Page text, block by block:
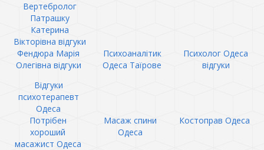
Вертебролог
Патрашку
Катерина
Вікторівна відгуки
Фендюра Марія
Олегівна відгуки
Психоаналітик
Одеса Таїрове
Психолог Одеса
відгуки
Відгуки
психотерапевт
Одеса
Потрібен
хороший
масажист Одеса
Масаж спини
Одеса
Костоправ Одеса